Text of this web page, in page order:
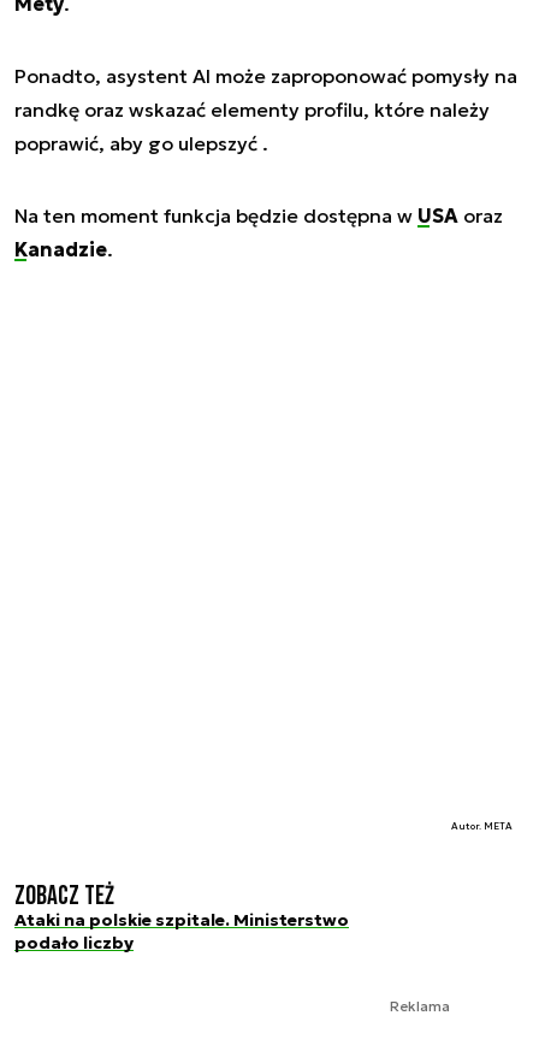
Ponadto, asystent AI może zaproponować pomysły na
randkę oraz wskazać elementy profilu, które należy
poprawić, aby go ulepszyć .
Na ten moment funkcja będzie dostępna w USA oraz
Kanadzie.
Autor. META
Zobacz też
Ataki na polskie szpitale. Ministerstwo
podało liczby
Reklama